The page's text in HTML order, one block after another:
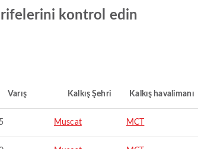
kontrol edin
Varış Kalkış Şehri Kalkış havalimanı
Muscat MCT